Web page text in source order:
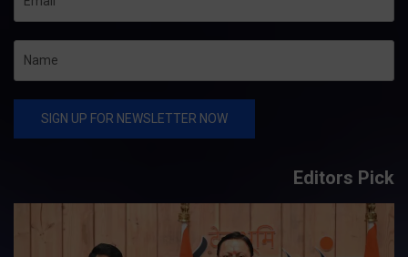
Editors Pick